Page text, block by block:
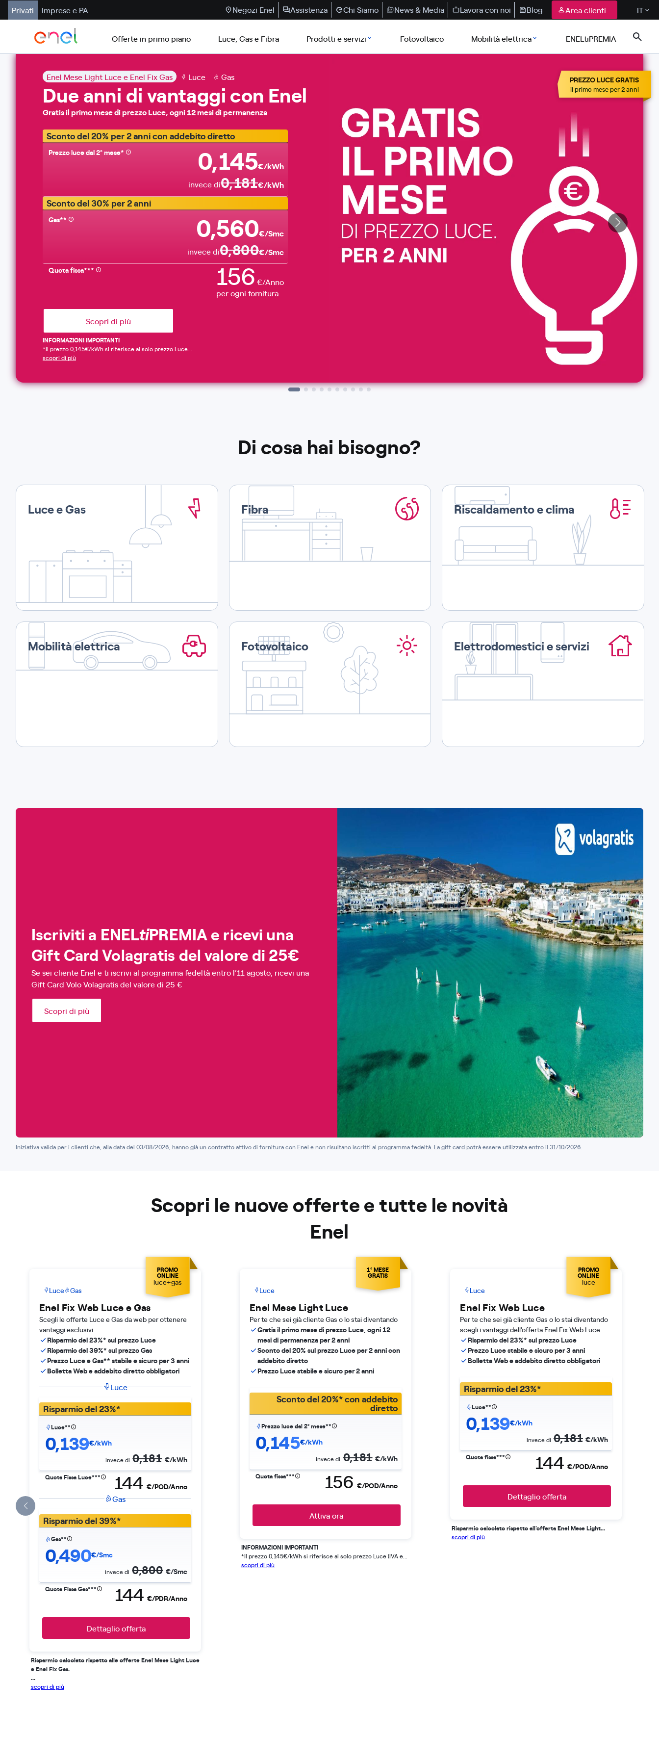
Privati Imprese e PA Negozi Enel Assistenza Chi Siamo News & Media Lavora con noi Blog Area clienti IT
Offerte in primo piano Luce, Gas e Fibra Prodotti e servizi Fotovoltaico Mobilità elettrica ENELtiPREMIA
PREZZO LUCE GRATIS
il primo mese per 2 anni​
Enel Mese Light Luce e Enel Fix Gas Luce Gas
Due anni di vantaggi con Enel
Gratis il primo mese di prezzo Luce, ogni 12 mesi di permanenza
Sconto del 20% per 2 anni con addebito diretto
Prezzo luce dal 2° mese​* 0,145€/kWh
invece di0,181€/kWh
Sconto del 30% per 2 anni
Gas** 0,560€/Smc
invece di0,800€/Smc
Quota fissa*** 156€/Anno
per ogni fornitura
Scopri di più
INFORMAZIONI IMPORTANTI
*Il prezzo 0,145€/kWh si riferisce al solo prezzo Luce...
scopri di più
Di cosa hai bisogno?
Luce e Gas Fibra Riscaldamento e clima
Mobilità elettrica Fotovoltaico Elettrodomestici e servizi
Iscriviti a ENELtiPREMIA e ricevi una
Gift Card Volagratis del valore di 25€
Se sei cliente Enel e ti iscrivi al programma fedeltà entro l’11 agosto, ricevi una
Gift Card Volo Volagratis del valore di 25 €
Scopri di più
Iniziativa valida per i clienti che, alla data del 03/08/2026, hanno già un contratto attivo di fornitura con Enel e non risultano iscritti al programma fedeltà. La gift card potrà essere utilizzata entro il 31/10/2026.
Scopri le nuove offerte e tutte le novità
Enel
PROMO
ONLINE
luce+gas
Luce
Gas
Enel Fix Web Luce e Gas
Scegli le offerte Luce e Gas da web per ottenere
vantaggi esclusivi.
Risparmio del 23%* sul prezzo Luce
Risparmio del 39%* sul prezzo Gas
Prezzo Luce e Gas** stabile e sicuro per 3 anni
Bolletta Web e addebito diretto obbligatori
Luce
Risparmio del 23%*
Luce**
0,139€/kWh
invece di 0,181 €/kWh
Quota Fissa Luce*** 144 €/POD/Anno
Gas
Risparmio del 39%*
Gas**
0,490€/Smc
invece di 0,800 €/Smc
Quota Fissa Gas*** 144 €/PDR/Anno
Dettaglio offerta
Risparmio calcolato rispetto alle offerte Enel Mese Light Luce
e Enel Fix Gas.
...
scopri di più
1° MESE
GRATIS
Luce
Enel Mese Light Luce
Per te che sei già cliente Gas o lo stai diventando
Gratis il primo mese di prezzo Luce, ogni 12
mesi di permanenza per 2 anni
Sconto del 20% sul prezzo Luce per 2 anni con
addebito diretto
Prezzo Luce stabile e sicuro per 2 anni
Sconto del 20%* con addebito
diretto
Prezzo luce dal 2° mese**
0,145€/kWh
invece di 0,181 €/kWh
Quota fissa*** 156 €/POD/Anno
Attiva ora
INFORMAZIONI IMPORTANTI
*Il prezzo 0,145€/kWh si riferisce al solo prezzo Luce (IVA e...
scopri di più
PROMO
ONLINE
luce
Luce
Enel Fix Web Luce
Per te che sei già cliente Gas o lo stai diventando
scegli i vantaggi dell'offerta Enel Fix Web Luce
Risparmio del 23%* sul prezzo Luce
Prezzo Luce stabile e sicuro per 3 anni
Bolletta Web e addebito diretto obbligatori
Risparmio del 23%*
Luce**
0,139€/kWh
invece di 0,181 €/kWh
Quota fissa*** 144€/POD/Anno
Dettaglio offerta
Risparmio calcolato rispetto all'offerta Enel Mese Light...
scopri di più